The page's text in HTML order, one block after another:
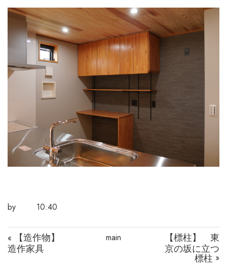
by 10:40
« 【造作物】
造作家具
main 【標柱】 東
京の坂に立つ
標柱 »